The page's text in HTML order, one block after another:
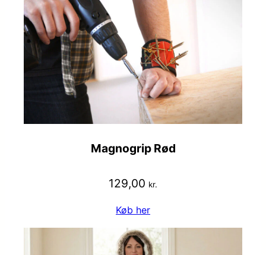
Magnogrip Rød
129,00 kr.
Køb her